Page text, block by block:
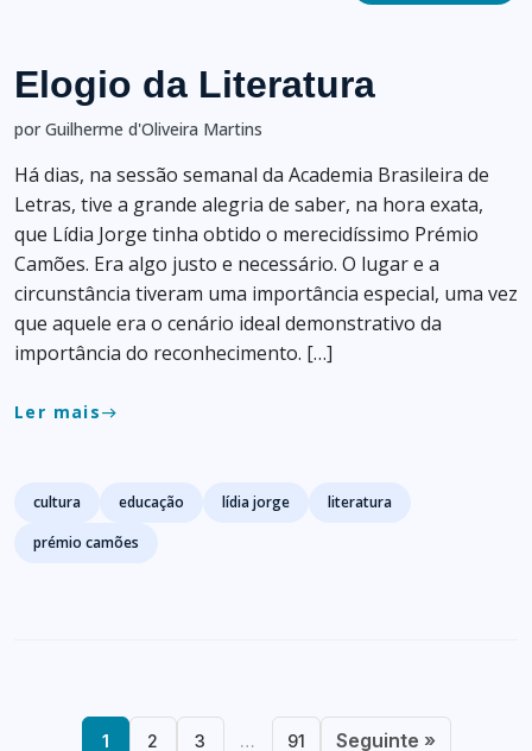
Elogio da Literatura
por Guilherme d'Oliveira Martins
Há dias, na sessão semanal da Academia Brasileira de
Letras, tive a grande alegria de saber, na hora exata,
que Lídia Jorge tinha obtido o merecidíssimo Prémio
Camões. Era algo justo e necessário. O lugar e a
circunstância tiveram uma importância especial, uma vez
que aquele era o cenário ideal demonstrativo da
importância do reconhecimento. […]
Ler maiseast
Tags
cultura educação lídia jorge
literatura
prémio camões
1 2 3 … 91 Seguinte »